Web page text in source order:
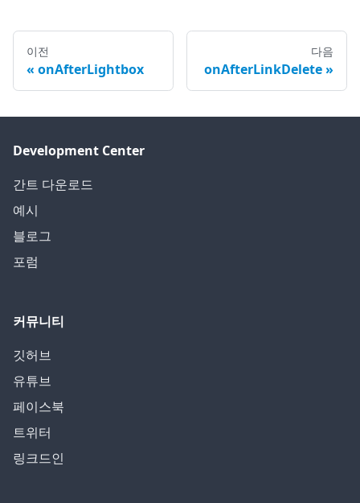
이전
onAfterLightbox
다음
onAfterLinkDelete
Development Center
간트 다운로드
예시
블로그
포럼
커뮤니티
깃허브
유튜브
페이스북
트위터
링크드인